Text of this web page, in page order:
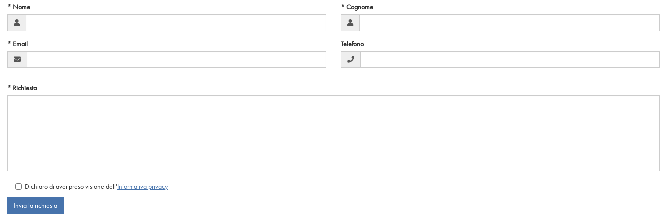
inserisci
tuoi
dati
* Nome * Cognome
* Email Telefono
inserisci
la
* Richiesta
compila
captcha
e
Dichiaro di aver preso visione dell'Informativa privacy